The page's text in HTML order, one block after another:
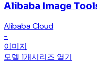
Alibaba Image
Alibaba Cloud
-
이미지
모델 1개시리즈 열기